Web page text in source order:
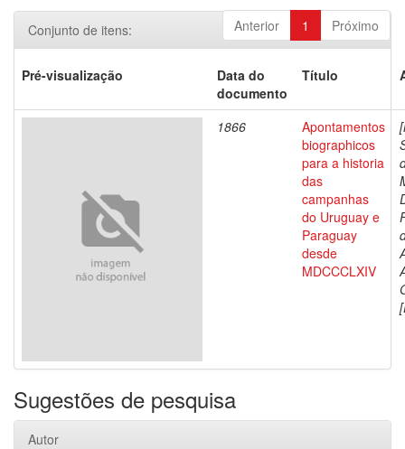
Anterior 1 Próximo
Conjunto de itens:
Pré-visualização
Data do
documento
Título
1866
Apontamentos
biographicos
para a historia
das
campanhas
do Uruguay e
Paraguay
desde
MDCCCLXIV
Sugestões de pesquisa
Autor